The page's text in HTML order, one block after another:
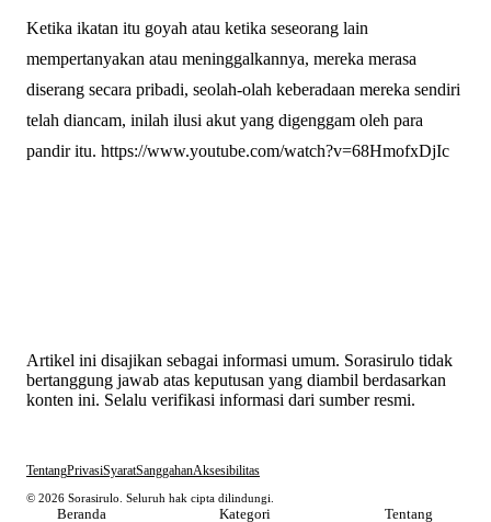
Beranda Kategori Tentang
Ketika ikatan itu goyah atau ketika seseorang lain
mempertanyakan atau meninggalkannya, mereka merasa
diserang secara pribadi, seolah-olah keberadaan mereka sendiri
telah diancam, inilah ilusi akut yang digenggam oleh para
pandir itu. https://www.youtube.com/watch?v=68HmofxDjIc
Artikel ini disajikan sebagai informasi umum. Sorasirulo tidak
bertanggung jawab atas keputusan yang diambil berdasarkan
konten ini. Selalu verifikasi informasi dari sumber resmi.
TentangPrivasiSyaratSanggahanAksesibilitas
© 2026 Sorasirulo. Seluruh hak cipta dilindungi.